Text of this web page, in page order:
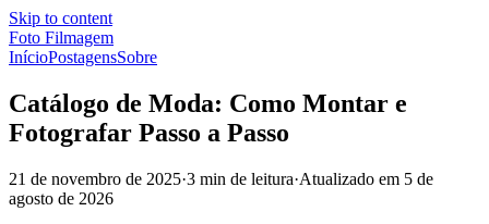
Skip to content
Foto Filmagem
InícioPostagensSobre
Catálogo de Moda: Como Montar e
Fotografar Passo a Passo
21 de novembro de 2025·3 min de leitura·Atualizado em 5 de
agosto de 2026